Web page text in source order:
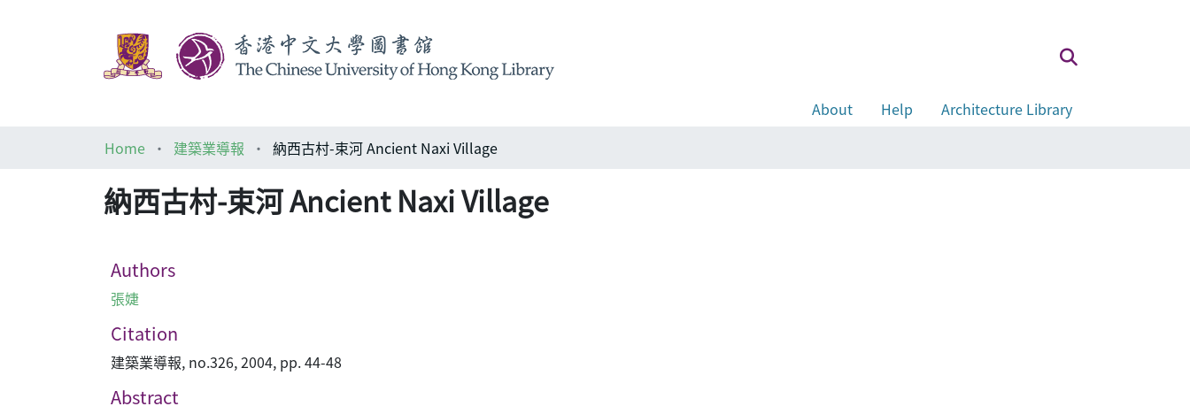
About Help
Architecture Library
Home
建築業導報 納西古村-束河 Ancient Naxi Village
納西古村-束河 Ancient Naxi Village
Authors
張婕
Citation
建築業導報, no.326, 2004, pp. 44-48
Abstract